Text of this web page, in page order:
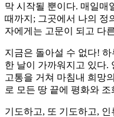
막 시작될 뿐이다. 매일매
때까지; 그곳에서 나의 정
자에게는 고문이 되고 다
지금은 돌아설 수 없다!
한 날이 가까워지고 있다.
고통을 거쳐 마침내 희망
로 모든 땅 끝에 평화와
기도하고, 또 기도하고,